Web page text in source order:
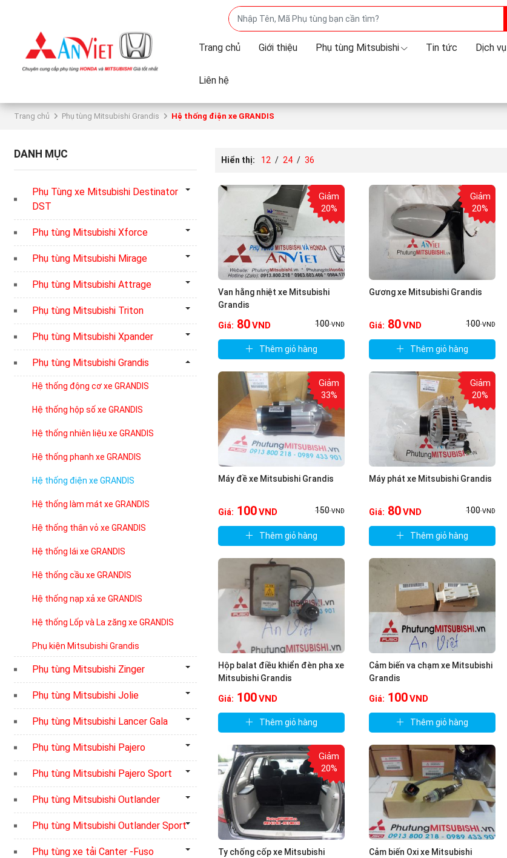
Trang chủ Giới thiệu Phụ tùng Mitsubishi Tin tức Dịch vụ
Liên hệ
Trang chủ Phụ tùng Mitsubishi Grandis Hệ thống điện xe GRANDIS
DANH MỤC
Phụ Tùng xe Mitsubishi Destinator
DST
Phụ tùng Mitsubishi Xforce
Phụ tùng Mitsubishi Mirage
Phụ tùng Mitsubishi Attrage
Phụ tùng Mitsubishi Triton
Phụ tùng Mitsubishi Xpander
Phụ tùng Mitsubishi Grandis
Hệ thống động cơ xe GRANDIS
Hệ thống hộp số xe GRANDIS
Hệ thống nhiên liệu xe GRANDIS
Hệ thống phanh xe GRANDIS
Hệ thống điện xe GRANDIS
Hệ thống làm mát xe GRANDIS
Hệ thống thân vỏ xe GRANDIS
Hệ thống lái xe GRANDIS
Hệ thống cầu xe GRANDIS
Hệ thống nạp xả xe GRANDIS
Hệ thống Lốp và La zăng xe GRANDIS
Phụ kiện Mitsubishi Grandis
Phụ tùng Mitsubishi Zinger
Phụ tùng Mitsubishi Jolie
Phụ tùng Mitsubishi Lancer Gala
Phụ tùng Mitsubishi Pajero
Phụ tùng Mitsubishi Pajero Sport
Phụ tùng Mitsubishi Outlander
Phụ tùng Mitsubishi Outlander Sport
Phụ tùng xe tải Canter -Fuso
Hiển thị: 12 / 24 / 36
Giảm
20%
Van hằng nhiệt xe Mitsubishi
Grandis
Giá: 80VND 100 VND
Thêm giỏ hàng
Giảm
20%
Gương xe Mitsubishi Grandis
Giá: 80VND 100 VND
Thêm giỏ hàng
Giảm
33%
Máy đề xe Mitsubishi Grandis
Giá: 100VND 150 VND
Thêm giỏ hàng
Giảm
20%
Máy phát xe Mitsubishi Grandis
Giá: 80VND 100 VND
Thêm giỏ hàng
Hộp balat điều khiển đèn pha xe
Mitsubishi Grandis
Giá: 100VND
Thêm giỏ hàng
Cảm biến va chạm xe Mitsubishi
Grandis
Giá: 100VND
Thêm giỏ hàng
Giảm
20%
Ty chống cốp xe Mitsubishi
Cảm biến Oxi xe Mitsubishi